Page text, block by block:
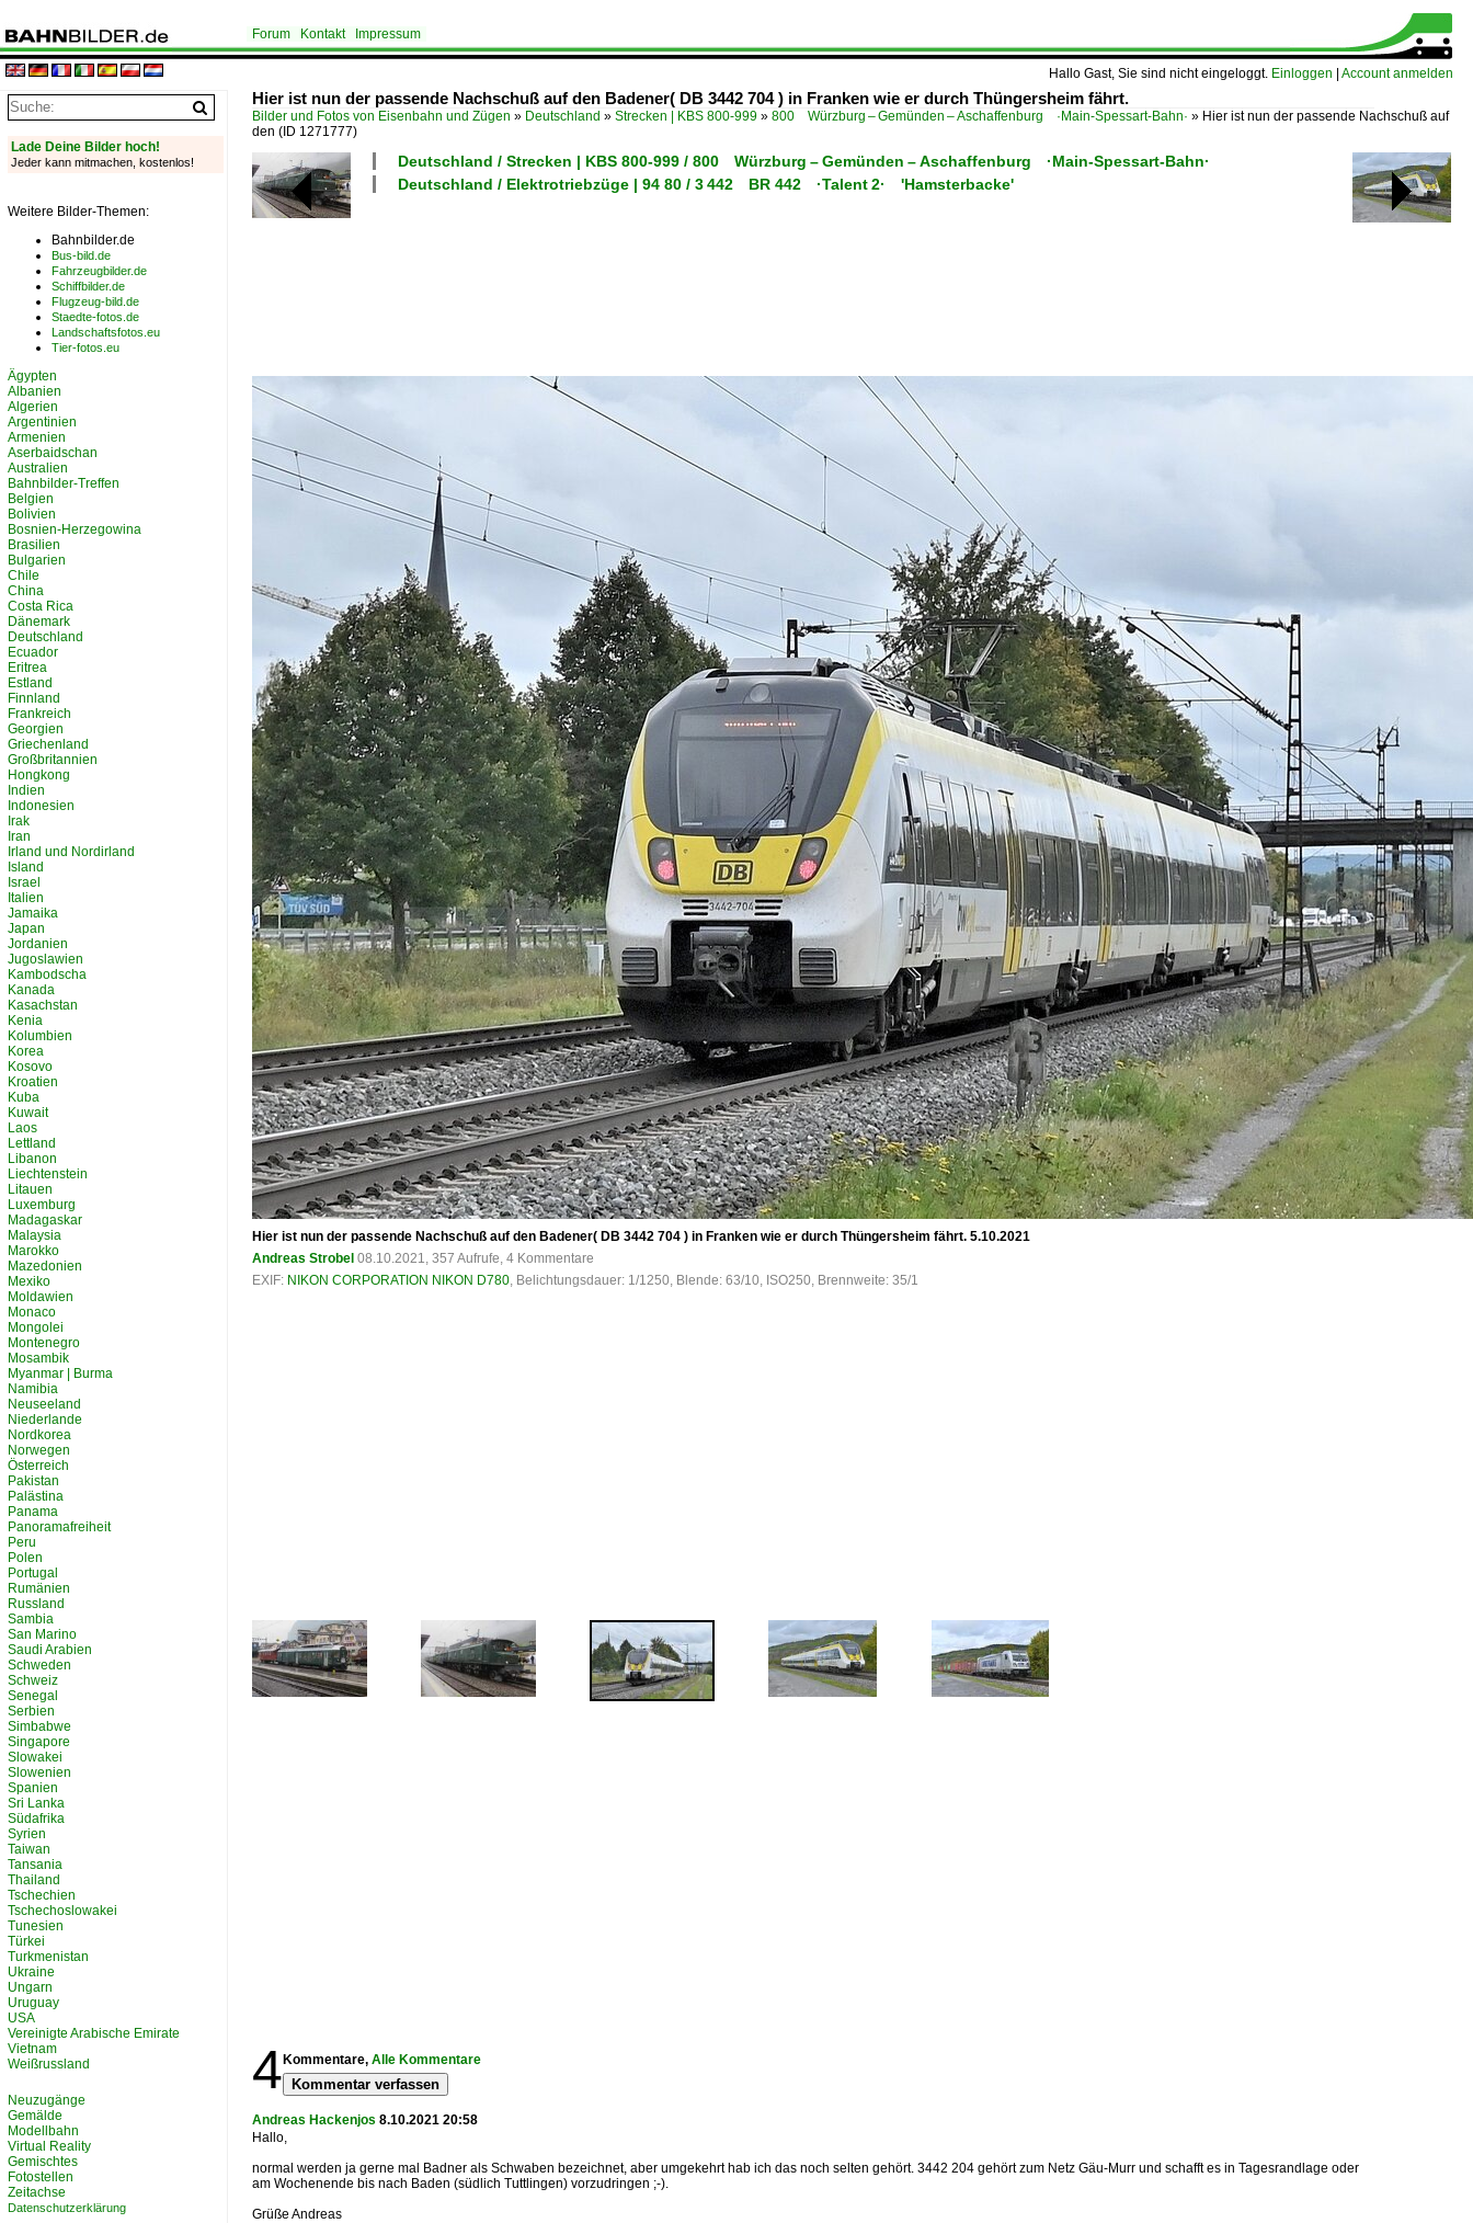
Hallo Gast, Sie sind nicht eingeloggt. Einloggen Account anmelden
Forum Kontakt Impressum
Hier ist nun der passende Nachschuß auf den Badener( DB 3442 704 ) in Franken wie er durch Thüngersheim fährt.
Bilder und Fotos von Eisenbahn und Zügen » Deutschland » Strecken | KBS 800-999 » 800 Würzburg – Gemünden – Aschaffenburg ·Main-Spessart-Bahn· » Hier ist nun der passende Nachschuß auf
den (ID 1271777)
Deutschland / Strecken | KBS 800-999 / 800 Würzburg – Gemünden – Aschaffenburg ·Main-Spessart-Bahn·
Deutschland / Elektrotriebzüge | 94 80 / 3 442 BR 442 ·Talent 2· 'Hamsterbacke'
Hier ist nun der passende Nachschuß auf den Badener( DB 3442 704 ) in Franken wie er durch Thüngersheim fährt. 5.10.2021
Andreas Strobel 08.10.2021, 357 Aufrufe, 4 Kommentare
EXIF: NIKON CORPORATION NIKON D780, Belichtungsdauer: 1/1250, Blende: 63/10, ISO250, Brennweite: 35/1
4 Kommentare, Alle Kommentare
Kommentar verfassen
Andreas Hackenjos 8.10.2021 20:58
Hallo,
normal werden ja gerne mal Badner als Schwaben bezeichnet, aber umgekehrt hab ich das noch selten gehört. 3442 204 gehört zum Netz Gäu-Murr und schafft es in Tagesrandlage oder
am Wochenende bis nach Baden (südlich Tuttlingen) vorzudringen ;-).
Grüße Andreas
Lade Deine Bilder hoch!
Jeder kann mitmachen, kostenlos!
Weitere Bilder-Themen:
Bahnbilder.de
Bus-bild.de
Fahrzeugbilder.de
Schiffbilder.de
Flugzeug-bild.de
Staedte-fotos.de
Landschaftsfotos.eu
Tier-fotos.eu
Ägypten
Albanien
Algerien
Argentinien
Armenien
Aserbaidschan
Australien
Bahnbilder-Treffen
Belgien
Bolivien
Bosnien-Herzegowina
Brasilien
Bulgarien
Chile
China
Costa Rica
Dänemark
Deutschland
Ecuador
Eritrea
Estland
Finnland
Frankreich
Georgien
Griechenland
Großbritannien
Hongkong
Indien
Indonesien
Irak
Iran
Irland und Nordirland
Island
Israel
Italien
Jamaika
Japan
Jordanien
Jugoslawien
Kambodscha
Kanada
Kasachstan
Kenia
Kolumbien
Korea
Kosovo
Kroatien
Kuba
Kuwait
Laos
Lettland
Libanon
Liechtenstein
Litauen
Luxemburg
Madagaskar
Malaysia
Marokko
Mazedonien
Mexiko
Moldawien
Monaco
Mongolei
Montenegro
Mosambik
Myanmar | Burma
Namibia
Neuseeland
Niederlande
Nordkorea
Norwegen
Österreich
Pakistan
Palästina
Panama
Panoramafreiheit
Peru
Polen
Portugal
Rumänien
Russland
Sambia
San Marino
Saudi Arabien
Schweden
Schweiz
Senegal
Serbien
Simbabwe
Singapore
Slowakei
Slowenien
Spanien
Sri Lanka
Südafrika
Syrien
Taiwan
Tansania
Thailand
Tschechien
Tschechoslowakei
Tunesien
Türkei
Turkmenistan
Ukraine
Ungarn
Uruguay
USA
Vereinigte Arabische Emirate
Vietnam
Weißrussland
Neuzugänge
Gemälde
Modellbahn
Virtual Reality
Gemischtes
Fotostellen
Zeitachse
Datenschutzerklärung